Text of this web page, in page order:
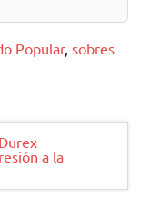
Popular, sobres
a la